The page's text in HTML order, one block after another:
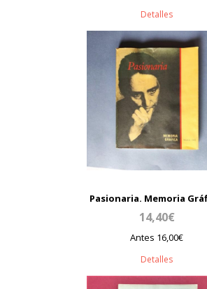
Detalles
Pasionaria. Memoria
14,40€
Antes 16,00€
Detalles